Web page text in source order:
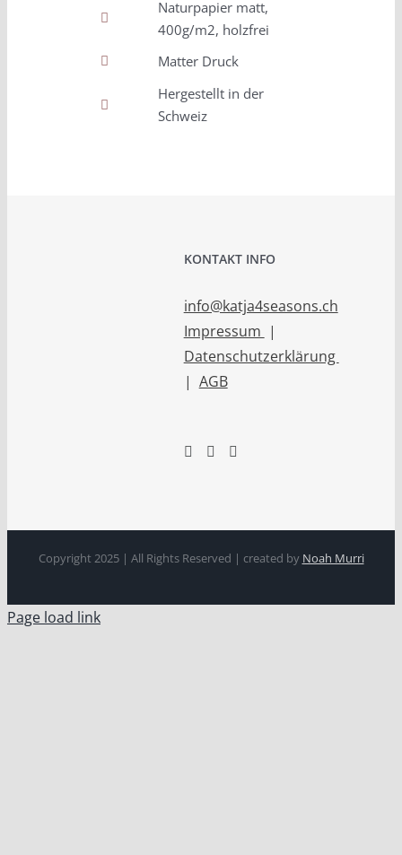
Naturpapier matt,
400g/m2, holzfrei
Matter Druck
Hergestellt in der
Schweiz
KONTAKT INFO
info@katja4seasons.ch
Impressum |
Datenschutzerklärung
| AGB
Copyright 2025 | All Rights Reserved | created by Noah Murri
Page load link